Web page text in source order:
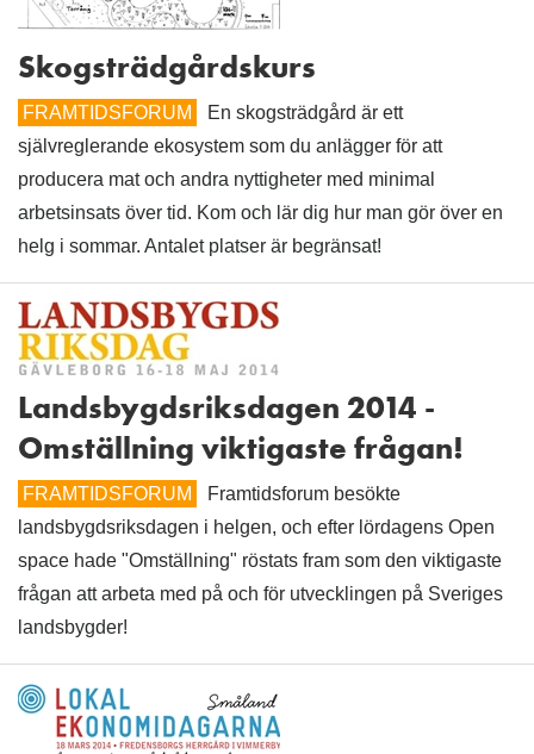
Skogsträdgårdskurs
FRAMTIDSFORUM
En skogsträdgård är ett
självreglerande ekosystem som du anlägger för att
producera mat och andra nyttigheter med minimal
arbetsinsats över tid. Kom och lär dig hur man gör över en
helg i sommar. Antalet platser är begränsat!
Landsbygdsriksdagen 2014 -
Omställning viktigaste frågan!
FRAMTIDSFORUM
Framtidsforum besökte
landsbygdsriksdagen i helgen, och efter lördagens Open
space hade "Omställning" röstats fram som den viktigaste
frågan att arbeta med på och för utvecklingen på Sveriges
landsbygder!